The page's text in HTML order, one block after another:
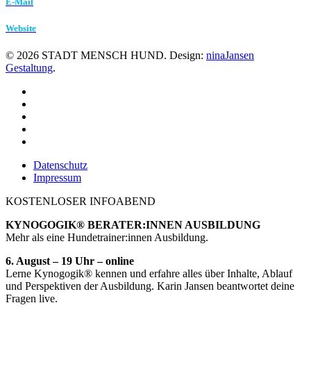
Website
© 2026 STADT MENSCH HUND. Design: ninaJansen
Gestaltung.
Datenschutz
Impressum
KOSTENLOSER INFOABEND
KYNOGOGIK® BERATER:INNEN AUSBILDUNG
Mehr als eine Hundetrainer:innen Ausbildung.
6. August – 19 Uhr – online
Lerne Kynogogik® kennen und erfahre alles über Inhalte, Ablauf
und Perspektiven der Ausbildung. Karin Jansen beantwortet deine
Fragen live.